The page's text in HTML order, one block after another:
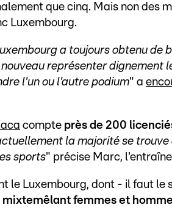
que cinq. Mais non des
Luxembourg.
a toujours obtenu de
représenter dignement
l'un ou l'autre podium" a
compte près de 200
la majorité se trouve
sports" précise Marc,
le Luxembourg, dont - il faut le
mixtemêlant femmes et